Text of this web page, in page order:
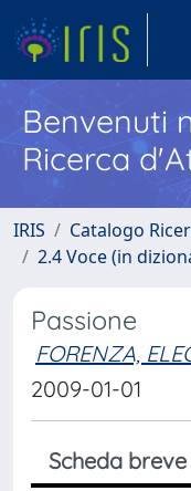
Benvenuti
Ricerca
IRIS Catalogo
2.4 Voce (in
Passione
FORENZA,
2009-01-01
Scheda breve